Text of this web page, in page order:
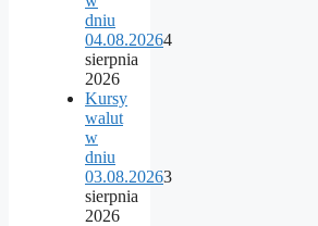
dniu
04.08.20264
sierpnia
2026
Kursy
walut
w
dniu
03.08.20263
sierpnia
2026